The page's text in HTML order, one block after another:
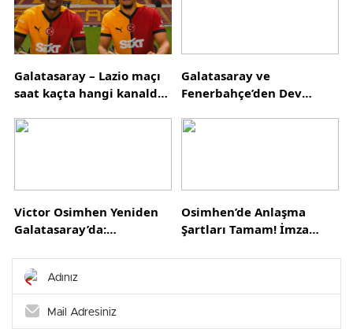
Galatasaray – Lazio maçı
saat kaçta hangi kanalda?
tanıtımı saat kaçta?
Galatasaray ve
Fenerbahçe’den Dev
Spor Kulüpleri İçin
Victor Osimhen Yeniden
Galatasaray’da:
Evine Döndü!
Osimhen’de Anlaşma
Şartları Tamam! İmza